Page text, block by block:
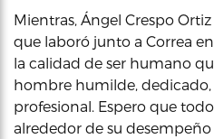
Mientras, Ángel Crespo
que laboró junto a Correa
la calidad de ser humano
hombre humilde,
profesional. Espero que
alrededor de su